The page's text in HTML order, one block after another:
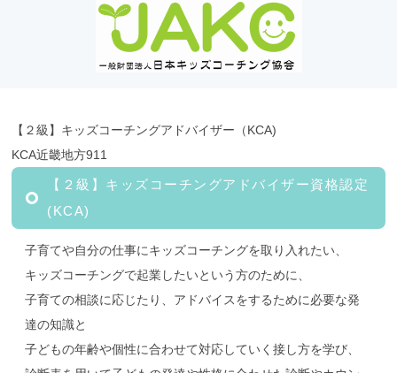
【２級】キッズコーチングアドバイザー（KCA)
KCA近畿地方911
【２級】キッズコーチングアドバイザー資格認定
(KCA)
子育てや自分の仕事にキッズコーチングを取り入れたい、
キッズコーチングで起業したいという方のために、
子育ての相談に応じたり、アドバイスをするために必要な発
達の知識と
子どもの年齢や個性に合わせて対応していく接し方を学び、